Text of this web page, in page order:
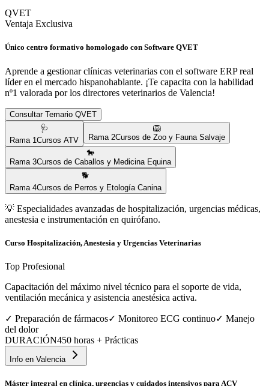
QVET
Ventaja Exclusiva
Único centro formativo homologado con Software QVET
Aprende a gestionar clínicas veterinarias con el software ERP real
líder en el mercado hispanohablante. ¡Te capacita con la habilidad
nº1 valorada por los directores veterinarios de Valencia!
Consultar Temario QVET
🩺
Rama 1Cursos ATV
🦁
Rama 2Cursos de Zoo y Fauna Salvaje
🐎
Rama 3Cursos de Caballos y Medicina Equina
🐕
Rama 4Cursos de Perros y Etología Canina
💡 Especialidades avanzadas de hospitalización, urgencias médicas,
anestesia e instrumentación en quirófano.
Curso Hospitalización, Anestesia y Urgencias Veterinarias
Top Profesional
Capacitación del máximo nivel técnico para el soporte de vida,
ventilación mecánica y asistencia anestésica activa.
✓ Preparación de fármacos✓ Monitoreo ECG continuo✓ Manejo
del dolor
DURACIÓN450 horas + Prácticas
Info en Valencia
Máster integral en clínica, urgencias y cuidados intensivos para ACV